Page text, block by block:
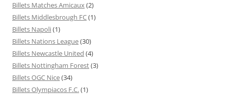
Billets Matches Amicaux(2)
Billets Middlesbrough FC(1)
Billets Napoli(1)
Billets Nations League(30)
Billets Newcastle United (4)
Billets Nottingham Forest(3)
Billets OGC Nice(34)
Billets Olympiacos F.C.(1)